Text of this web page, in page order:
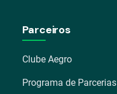
Parceiros
Clube Aegro
Programa de Parcerias